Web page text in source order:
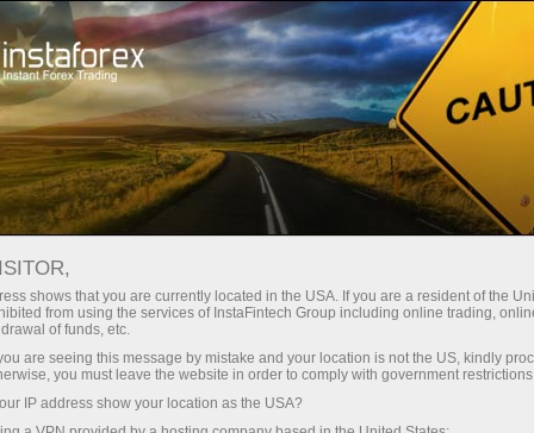
للمتداولين ظروف التداول أدوات التداول EURNZD
EURNZD
1.96424
(
%)
06 Aug 2026 23:28
shows that you are currently located in the USA. If you are a resident of the
from using the services of InstaFintech Group including online trading,
of funds, etc.
are seeing this message by mistake and your location is not the US, kindly
you must leave the website in order to comply with government
IP address show your location as the USA?